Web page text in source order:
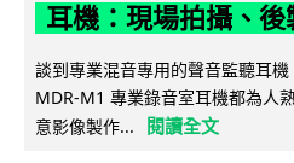
耳機：現場拍攝、
談到專業混音專用的聲音監聽耳
MDR-M1 專業錄音室耳機都為人
意影像製作...
閱讀全文